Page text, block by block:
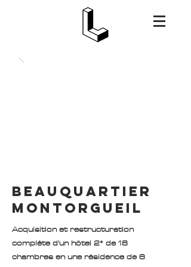
BEAUQUARTIER
MONTORGUEIL
Acquisition et restructuration
complète d'un hôtel 2* de 18
chambres en une résidence de 6